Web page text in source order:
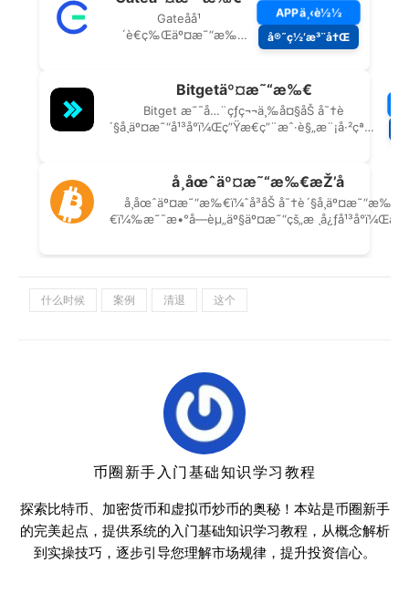
什么时候 案例 清退 这个
币圈新手入门基础知识学习教程
探索比特币、加密货币和虚拟币炒币的奥秘！本站是币圈新手
的完美起点，提供系统的入门基础知识学习教程，从概念解析
到实操技巧，逐步引导您理解市场规律，提升投资信心。